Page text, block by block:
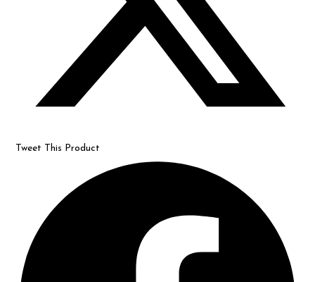
Tweet This Product
window